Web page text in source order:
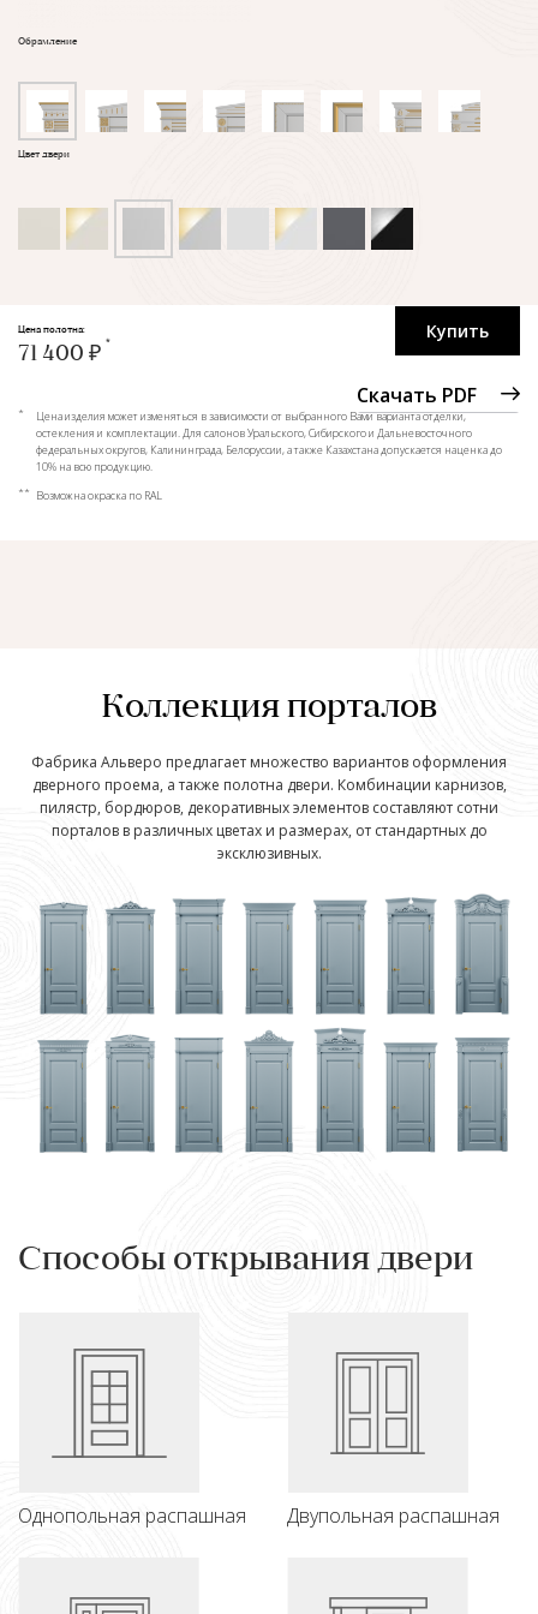
Обрамление
Цвет двери
Купить
Скачать PDF
Цена полотна:
71 400 ₽
*
Цена изделия может изменяться в зависимости от выбранного Вами варианта отделки,
остекления и комплектации. Для салонов Уральского, Сибирского и Дальневосточного
федеральных округов, Калининграда, Белоруссии, а также Казахстана допускается наценка до
10% на всю продукцию.
** Возможна окраска по RAL
Коллекция порталов
Фабрика Альверо предлагает множество вариантов оформления
дверного проема, а также полотна двери. Комбинации карнизов,
пилястр, бордюров, декоративных элементов составляют сотни
порталов в различных цветах и размерах, от стандартных до
эксклюзивных.
Способы открывания двери
Однопольная распашная Двупольная распашная